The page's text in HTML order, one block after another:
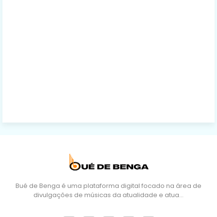
Bué de Benga é uma plataforma digital focado na área de
divulgações de músicas da atualidade e atua…